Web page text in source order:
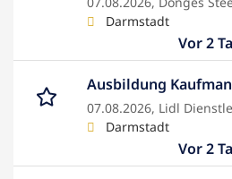
Darmstadt
Vor 2
Ausbildung
07.08.2026, Lidl
Darmstadt
Vor 2